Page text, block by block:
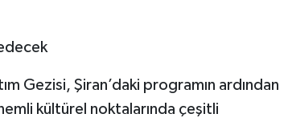
Gezisi, Şiran’daki programın ardından
kültürel noktalarında çeşitli